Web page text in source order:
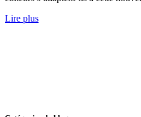
Lire plus